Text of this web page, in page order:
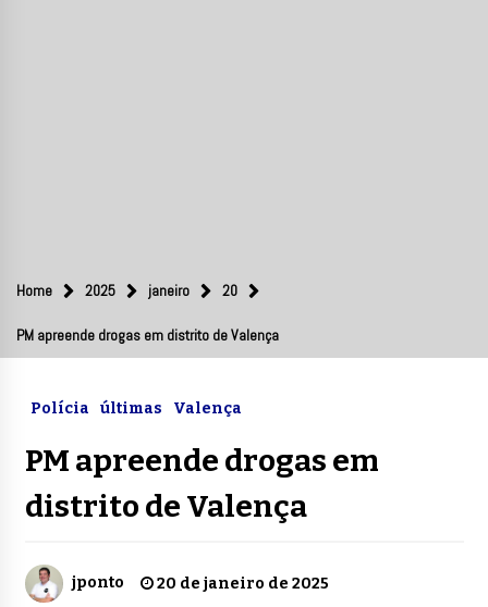
Home 2025 janeiro 20
PM apreende drogas em distrito de Valença
Polícia últimas Valença
PM apreende drogas em
distrito de Valença
jponto 20 de janeiro de 2025